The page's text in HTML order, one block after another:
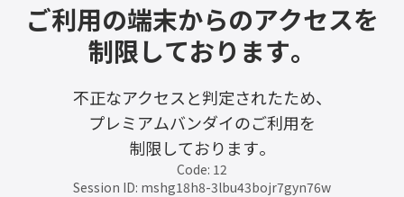
ご利用の端末からのアクセスを
制限しております。
不正なアクセスと判定されたため、
プレミアムバンダイのご利用を
制限しております。
Code: 12
Session ID: mshg18h8-3lbu43bojr7gyn76w